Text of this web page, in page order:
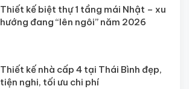
Thiết kế biệt thự 1 tầng mái Nhật – xu
hướng đang “lên ngôi” năm 2026
Thiết kế nhà cấp 4 tại Thái Bình đẹp,
tiện nghi, tối ưu chi phí